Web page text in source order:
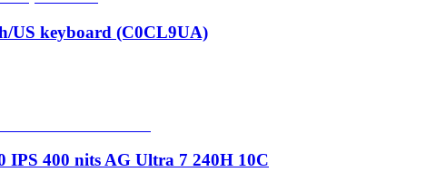
US keyboard (C0CL9UA)
400 nits AG Ultra 7 240H 10C